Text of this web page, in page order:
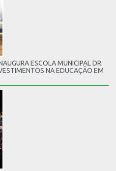
ESCOLA MUNICIPAL DR.
NA EDUCAÇÃO EM